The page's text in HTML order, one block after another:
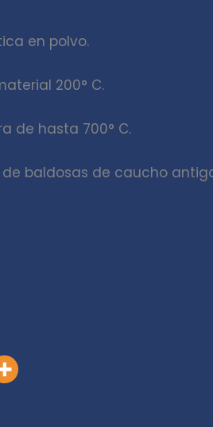
en polvo.
200° C.
de hasta 700° C.
baldosas de caucho